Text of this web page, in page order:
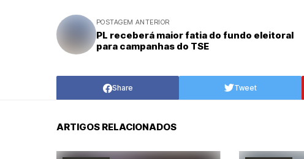
POSTAGEM ANTERIOR
PL receberá maior fatia do fundo eleitoral
para campanhas do TSE
Share Tweet
ARTIGOS RELACIONADOS